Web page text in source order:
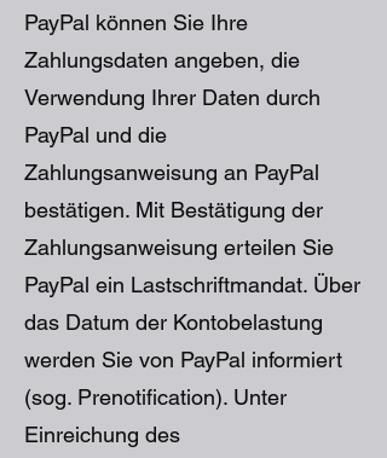
PayPal können Sie Ihre
Zahlungsdaten angeben, die
Verwendung Ihrer Daten durch
PayPal und die
Zahlungsanweisung an PayPal
bestätigen. Mit Bestätigung der
Zahlungsanweisung erteilen Sie
PayPal ein Lastschriftmandat. Über
das Datum der Kontobelastung
werden Sie von PayPal informiert
(sog. Prenotification). Unter
Einreichung des